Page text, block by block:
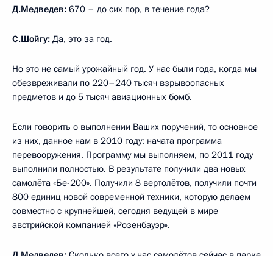
Д.Медведев: 670 – до сих пор, в течение года?
С.Шойгу: Да, это за год.
Но это не самый урожайный год. У нас были года, когда мы
обезвреживали по 220–240 тысяч взрывоопасных
предметов и до 5 тысяч авиационных бомб.
Если говорить о выполнении Ваших поручений, то основное
из них, данное нам в 2010 году: начата программа
перевооружения. Программу мы выполняем, по 2011 году
выполнили полностью. В результате получили два новых
самолёта «Бе-200». Получили 8 вертолётов, получили почти
800 единиц новой современной техники, которую делаем
совместно с крупнейшей, сегодня ведущей в мире
австрийской компанией «Розенбауэр».